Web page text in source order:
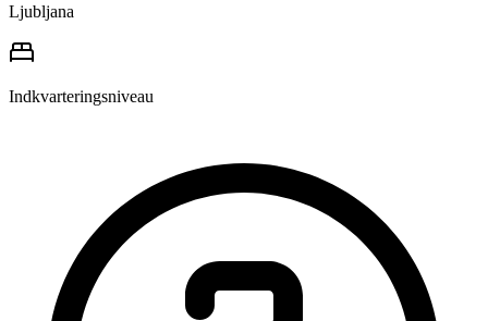
Ljubljana
Indkvarteringsniveau